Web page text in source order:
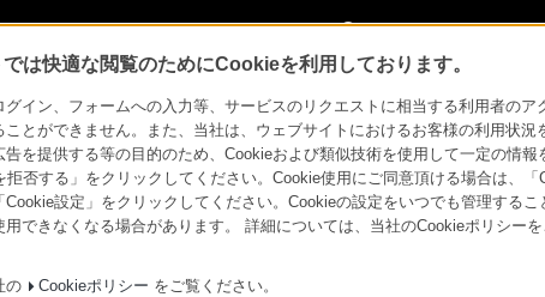
ルーレイディスクプレーヤー／DVDプレーヤー BDP-SX1
イディスクプレーヤー／DVDプレーヤー
は快適な閲覧のためにCookieを利用しております。
グイン、フォームへの入力等、サービスのリクエストに相当する利用者の
とができません。また、当社は、ウェブサイトにおけるお客様の利用状
告を提供する等の目的のため、Cookieおよび類似技術を使用して一定の情
拒否する」をクリックしてください。Cookie使用にご同意頂ける場合は、
Cookie設定」をクリックしてください。Cookieの設定をいつでも管理する
用できなくなる場合があります。 詳細については、当社のCookieポリシー
の Cookieポリシー をご覧ください。